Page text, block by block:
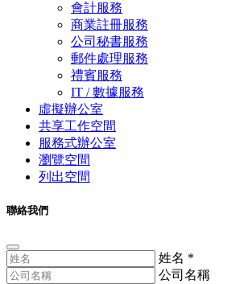
會計服務
商業註冊服務
公司秘書服務
郵件處理服務
禮賓服務
IT / 數據服務
虛擬辦公室
共享工作空間
服務式辦公室
瀏覽空間
列出空間
聯絡我們
姓名 *
公司名稱